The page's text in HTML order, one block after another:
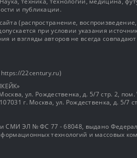
и публикации.
(распространение,
при условии указания
и взгляды авторов не всегда
https://22century.ru)
ул. Рождественка, д. 5/7 стр. 2, пом.
г. Москва, ул. Рождественка, д. 5/7
СМИ ЭЛ № ФС 77 - 68048, выдано
технологий и массовых